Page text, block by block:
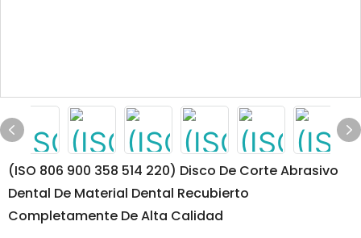
(ISO 806 900 358 514 220) Disco De Corte Abrasivo
Dental De Material Dental Recubierto
Completamente De Alta Calidad